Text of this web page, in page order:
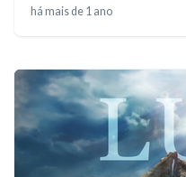
há mais de 1 ano